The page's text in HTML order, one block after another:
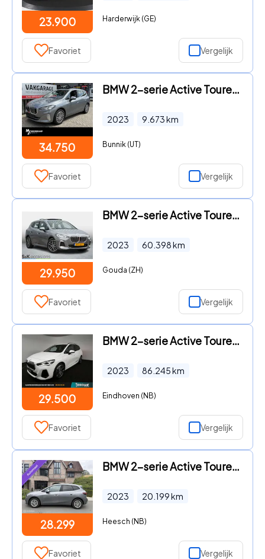
23.900 Harderwijk (GE)
Favoriet Vergelijk
34.750
BMW 2-serie Active Tourer - 225e xDrive Luxury Line 17"/Leder + memory/Panoramadak/Camer
2023 9.673km
Bunnik (UT)
Favoriet Vergelijk
29.950
BMW 2-serie Active Tourer - 225e xDrive
2023 60.398km
Gouda (ZH)
Favoriet Vergelijk
29.500
BMW 2-serie Active Tourer - 225e xDrive M-sport | Panoramadak | Lederen bekleding | Head
2023 86.245km
Eindhoven (NB)
Favoriet Vergelijk
28.299
BMW 2-serie Active Tourer - 225e xDrive
2023 20.199km
Heesch (NB)
Favoriet Vergelijk